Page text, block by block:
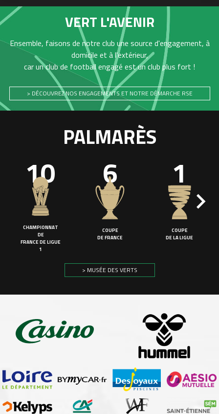
VERT L'AVENIR
Ensemble, faisons de notre club une source d'engagement, à
domicile et à l'extérieur,
car un club de football engagé est un club plus fort !
> DÉCOUVREZ NOS ENGAGEMENTS ET NOTRE DÉMARCHE RSE
PALMARÈS
10
CHAMPIONNAT
DE
FRANCE DE LIGUE
1
6
COUPE
DE FRANCE
1
COUPE
DE LA LIGUE
> MUSÉE DES VERTS